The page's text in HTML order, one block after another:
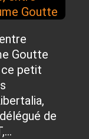
Goutte
ce petit
de